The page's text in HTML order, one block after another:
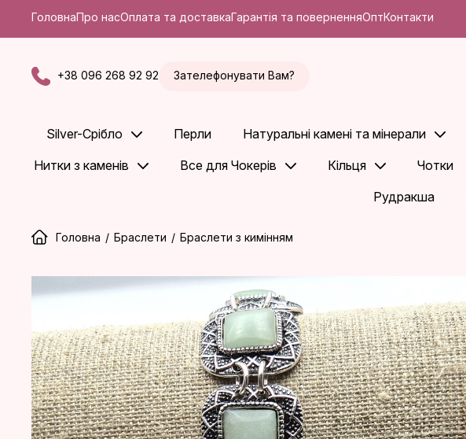
ГоловнаПро насОплата та доставкаГарантія та поверненняОптКонтакти
+38 096 268 92 92 Зателефонувати Вам?
Silver-Срібло Перли Натуральні камені та мінерали
Нитки з каменів
Все для Чокерів Кільця Чотки
Рудракша
Головна / Браслети / Браслети з кимінням